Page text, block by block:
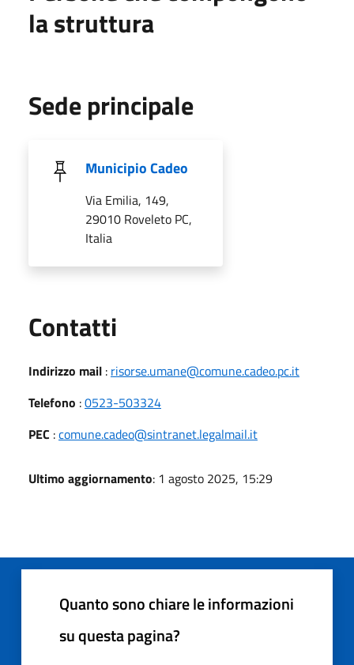
la struttura
Sede principale
Municipio Cadeo
Via Emilia, 149,
29010 Roveleto PC,
Italia
Contatti
Indirizzo mail : risorse.umane@comune.cadeo.pc.it
Telefono :0523-503324
PEC :comune.cadeo@sintranet.legalmail.it
Ultimo aggiornamento: 1 agosto 2025, 15:29
Quanto sono chiare le informazioni
su questa pagina?